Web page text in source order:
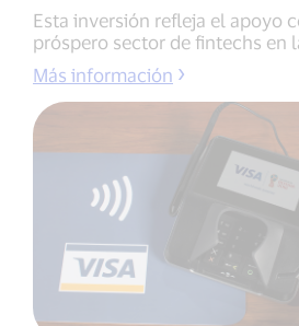
Esta inversión refleja el apoyo
próspero sector de fintechs en
Más información